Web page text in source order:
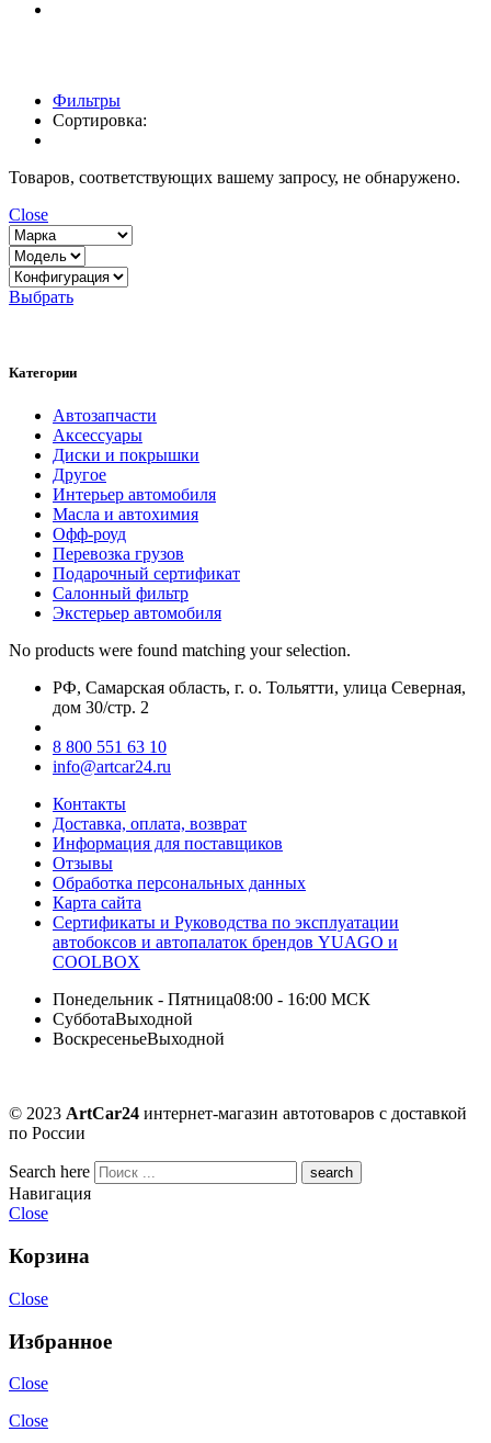
Фильтры
Сортировка:
Товаров, соответствующих вашему запросу, не обнаружено.
Close
Выбрать
Категории
Автозапчасти
Аксессуары
Диски и покрышки
Другое
Интерьер автомобиля
Масла и автохимия
Офф-роуд
Перевозка грузов
Подарочный сертификат
Салонный фильтр
Экстерьер автомобиля
No products were found matching your selection.
РФ, Самарская область, г. о. Тольятти, улица Северная,
дом 30/стр. 2
8 800 551 63 10
info@artcar24.ru
Контакты
Доставка, оплата, возврат
Информация для поставщиков
Отзывы
Обработка персональных данных
Карта сайта
Сертификаты и Руководства по эксплуатации
автобоксов и автопалаток брендов YUAGO и
COOLBOX
Понедельник - Пятница08:00 - 16:00 МСК
СубботаВыходной
ВоскресеньеВыходной
© 2023 ArtCar24 интернет-магазин автотоваров с доставкой
по России
Search here
Навигация
Close
Корзина
Close
Избранное
Close
Close